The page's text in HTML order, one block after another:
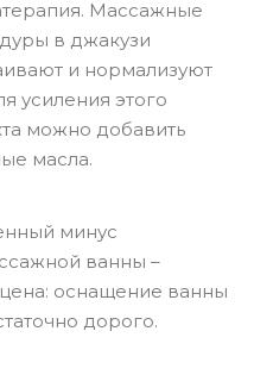
Массажные
в джакузи
и нормализуют
усиления этого
можно добавить
масла.
минус
ванны –
оснащение ванны
дорого.